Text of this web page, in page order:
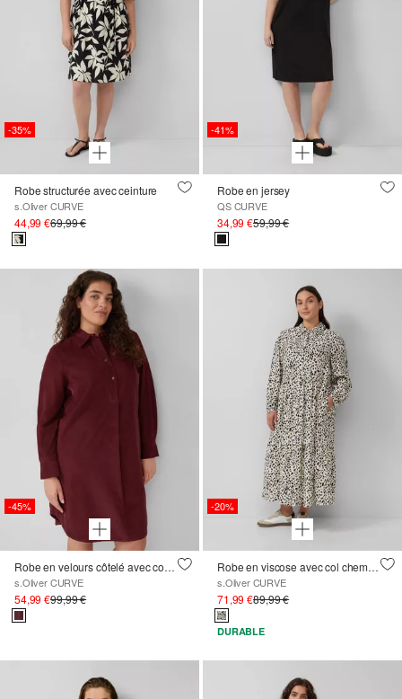
-35%
Robe structurée avec ceinture
s.Oliver CURVE
44,99 €69,99 €
-41%
Robe en jersey
QS CURVE
34,99 €59,99 €
-45%
Robe en velours côtelé avec col chemise et poches fendues
s.Oliver CURVE
54,99 €99,99 €
-20%
Robe en viscose avec col chemise et fronces
s.Oliver CURVE
71,99 €89,99 €
DURABLE